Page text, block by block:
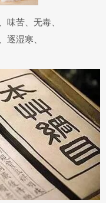
味苦、无毒、
逐湿寒